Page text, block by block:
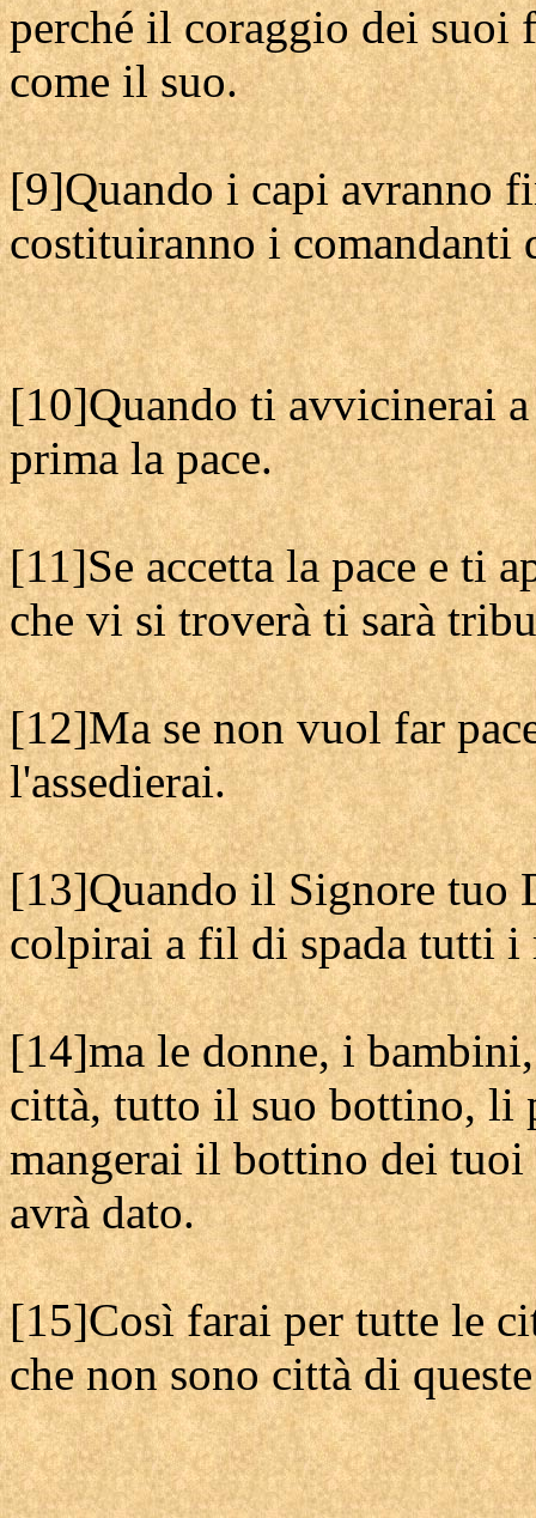
perché il coraggio dei suoi
come il suo.
[9]Quando i capi avranno
costituiranno i comandanti
[10]Quando ti avvicinerai
prima la pace.
[11]Se accetta la pace e ti
che vi si troverà ti sarà
[12]Ma se non vuol far
l'assedierai.
[13]Quando il Signore tuo
colpirai a fil di spada tutti i
[14]ma le donne, i
città, tutto il suo bottino, li
mangerai il bottino dei
avrà dato.
[15]Così farai per tutte le
che non sono città di